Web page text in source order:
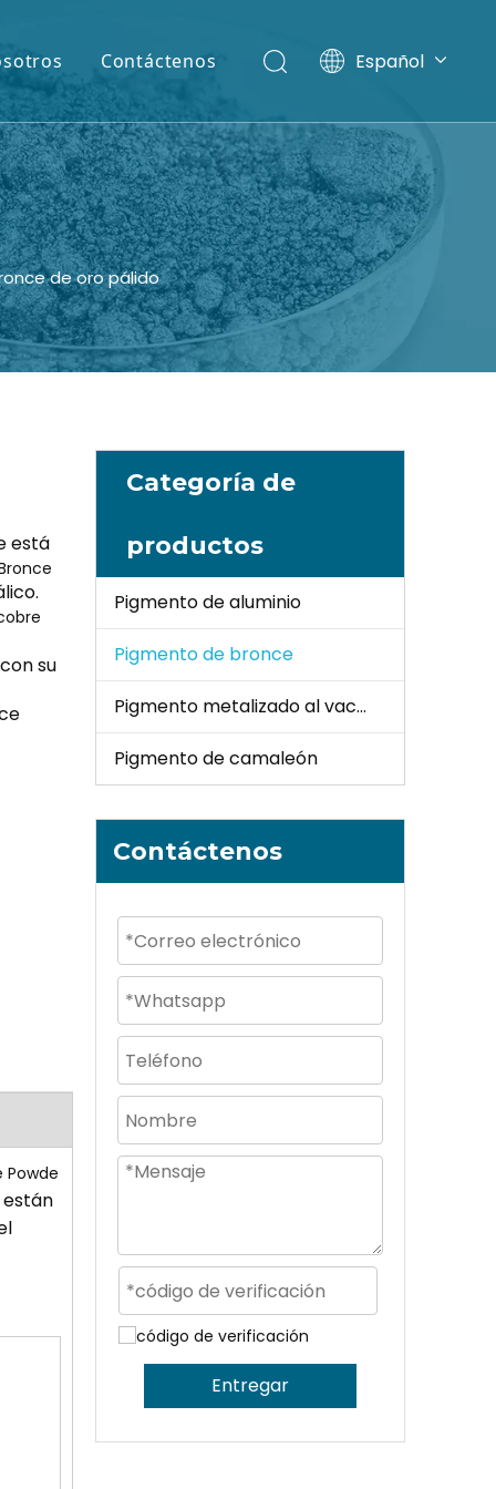
Contáctenos Español
de oro pálido
está
su
Powde
están
Categoría de
productos
Pigmento de aluminio
Pigmento de bronce
Pigmento metalizado al vacío
Pigmento de camaleón
Contáctenos
Entregar